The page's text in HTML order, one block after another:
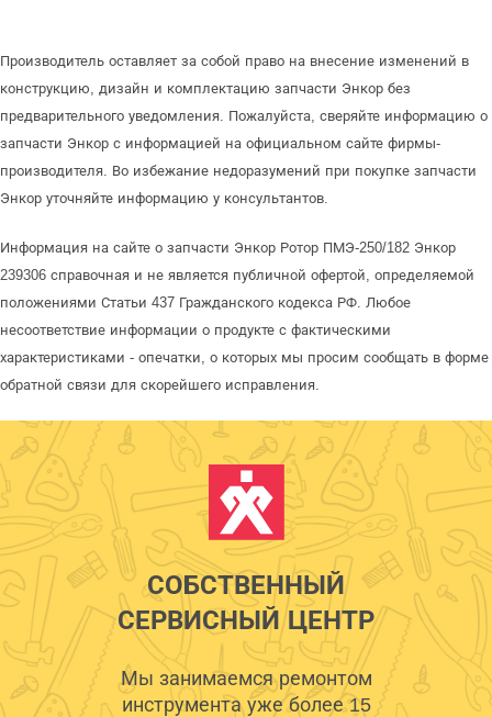
Производитель оставляет за собой право на внесение изменений в
конструкцию, дизайн и комплектацию запчасти Энкор без
предварительного уведомления. Пожалуйста, сверяйте информацию о
запчасти Энкор с информацией на официальном сайте фирмы-
производителя. Во избежание недоразумений при покупке запчасти
Энкор уточняйте информацию у консультантов.
Информация на сайте о запчасти Энкор Ротор ПМЭ-250/182 Энкор
239306 справочная и не является публичной офертой, определяемой
положениями Статьи 437 Гражданского кодекса РФ. Любое
несоответствие информации о продукте с фактическими
характеристиками - опечатки, о которых мы просим сообщать в форме
обратной связи для скорейшего исправления.
СОБСТВЕННЫЙ
СЕРВИСНЫЙ ЦЕНТР
Мы занимаемся ремонтом
инструмента уже более 15